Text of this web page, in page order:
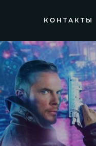
КОНТАКТЫ